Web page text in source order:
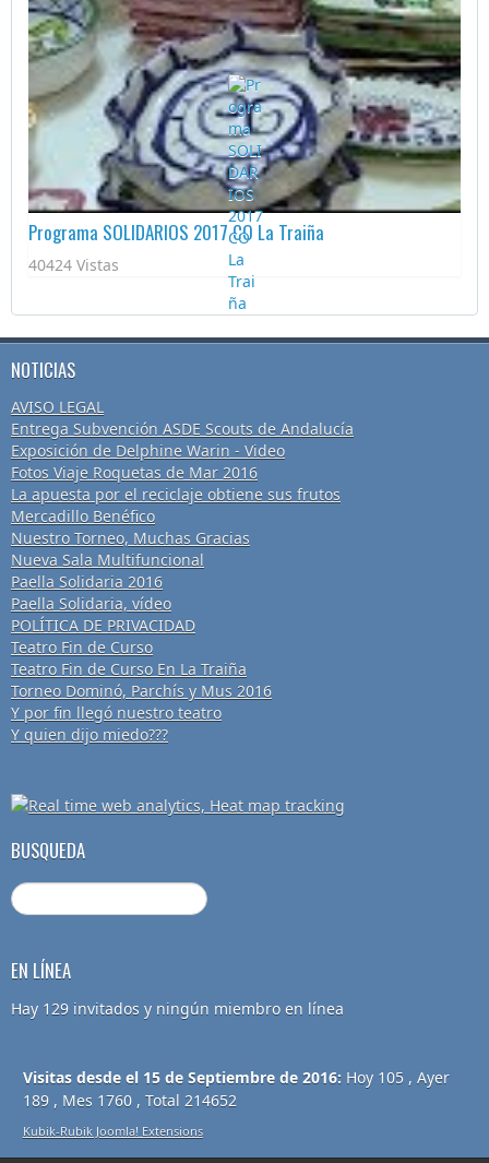
Programa SOLIDARIOS 2017 CO La Traiña
40424 Vistas
NOTICIAS
AVISO LEGAL
Entrega Subvención ASDE Scouts de Andalucía
Exposición de Delphine Warin - Video
Fotos Viaje Roquetas de Mar 2016
La apuesta por el reciclaje obtiene sus frutos
Mercadillo Benéfico
Nuestro Torneo, Muchas Gracias
Nueva Sala Multifuncional
Paella Solidaria 2016
Paella Solidaria, vídeo
POLÍTICA DE PRIVACIDAD
Teatro Fin de Curso
Teatro Fin de Curso En La Traiña
Torneo Dominó, Parchís y Mus 2016
Y por fin llegó nuestro teatro
Y quien dijo miedo???
BUSQUEDA
EN LÍNEA
Hay 129 invitados y ningún miembro en línea
Visitas desde el 15 de Septiembre de 2016: Hoy 105 , Ayer
189 , Mes 1760 , Total 214652
Kubik-Rubik Joomla! Extensions